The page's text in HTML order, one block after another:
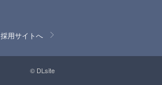
採用サイトへ
© DLsite